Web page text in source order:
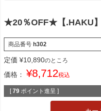
★20％OFF★【.HAKU
商品番号 h302
定価 ¥10,890のところ
価格： ¥8,712税込
[ 79 ポイント進呈 ]